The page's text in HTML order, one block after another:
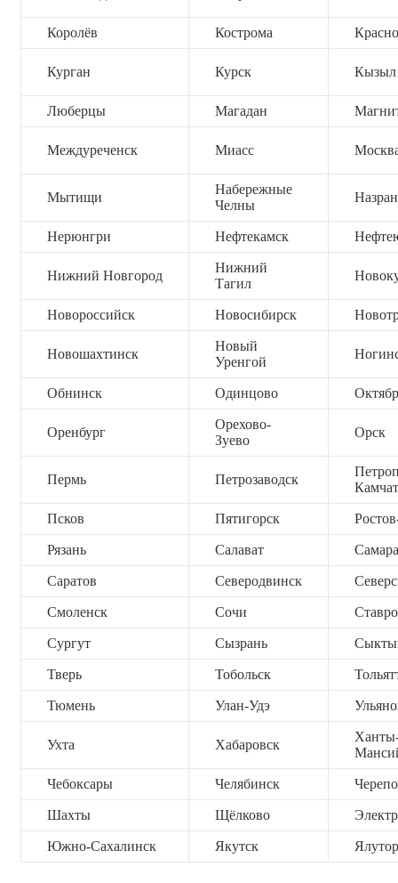
Королёв Кострома
Курган Курск Кызыл
Люберцы Магадан
Междуреченск Миасс
Мытищи
Набережные
Челны
Нерюнгри Нефтекамск
Нижний Новгород
Нижний
Тагил
Новороссийск Новосибирск
Новошахтинск
Новый
Уренгой
Обнинск Одинцово
Оренбург
Орехово-
Зуево
Орск
Пермь Петрозаводск
Псков Пятигорск
Рязань Салават Самара
Саратов Северодвинск
Смоленск Сочи
Сургут Сызрань
Тверь Тобольск
Тюмень Улан-Удэ
Ухта Хабаровск
Чебоксары Челябинск
Шахты Щёлково
Южно-Сахалинск Якутск